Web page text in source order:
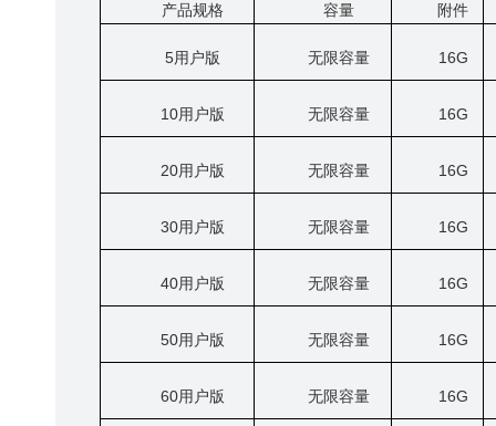
产品规格 容量 附件
5用户版 无限容量 16G
10用户版 无限容量 16G
20用户版 无限容量 16G
30用户版 无限容量 16G
40用户版 无限容量 16G
50用户版 无限容量 16G
60用户版 无限容量 16G